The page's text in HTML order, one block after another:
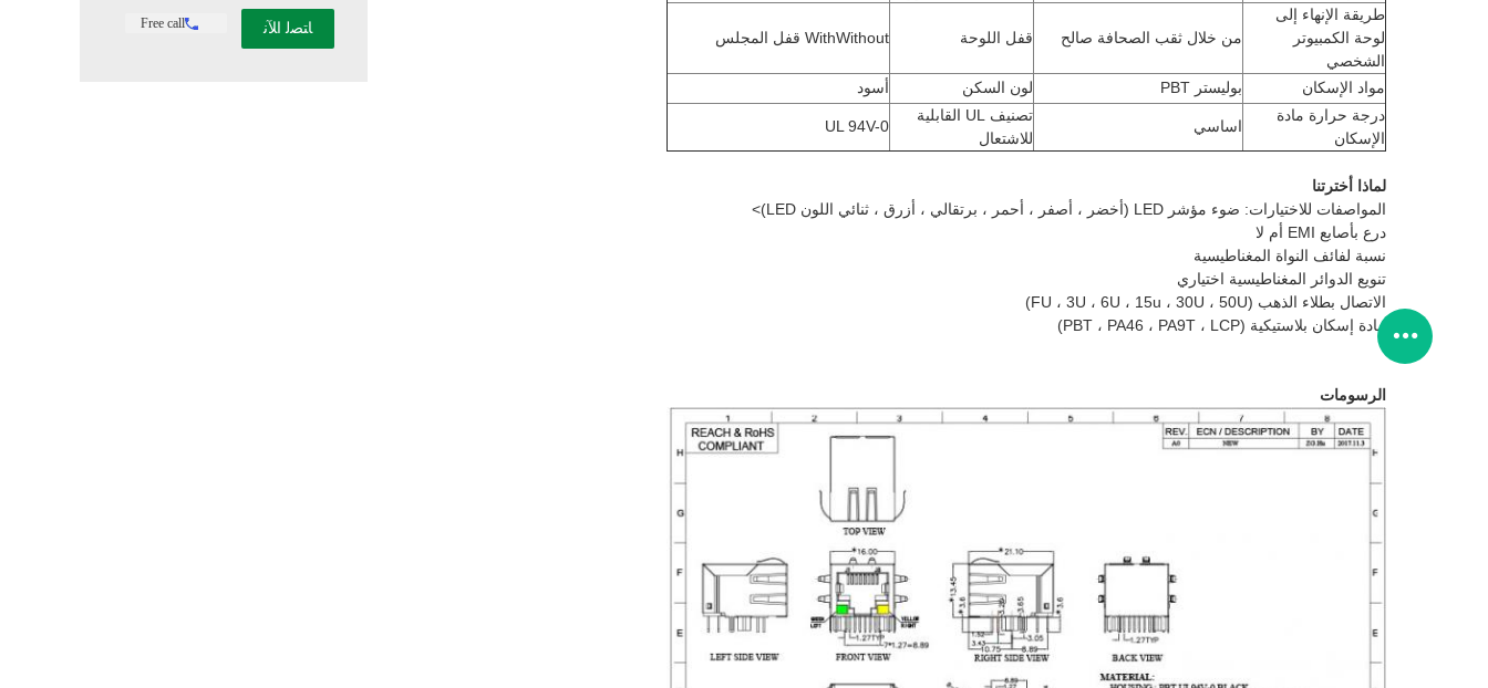
Free call
طريقة الإنهاء إلى
لوحة الكمبيوتر
الشخصي
من خلال ثقب الصحافة صالح قفل اللوحة WithWithout قفل المجلس
مواد الإسكان بوليستر PBT لون السكن
أسود
درجة حرارة مادة
الإسكان
اساسي
تصنيف UL القابلية
للاشتعال
UL 94V-0
لماذا أخترتنا
المواصفات للاختيارات: ضوء مؤشر LED (أخضر ، أصفر ، أحمر ، برتقالي ، أزرق ، ثنائي اللون LED)>
درع بأصابع EMI أم لا
نسبة لفائف النواة المغناطيسية
تنويع الدوائر المغناطيسية اختياري
الاتصال بطلاء الذهب (FU ، 3U ، 6U ، 15u ، 30U ، 50U)
مادة إسكان بلاستيكية (PBT ، PA46 ، PA9T ، LCP)
الرسومات